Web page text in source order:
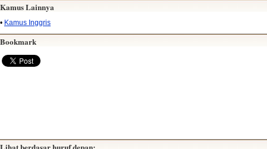
Kamus Lainnya
• Kamus Inggris
Bookmark